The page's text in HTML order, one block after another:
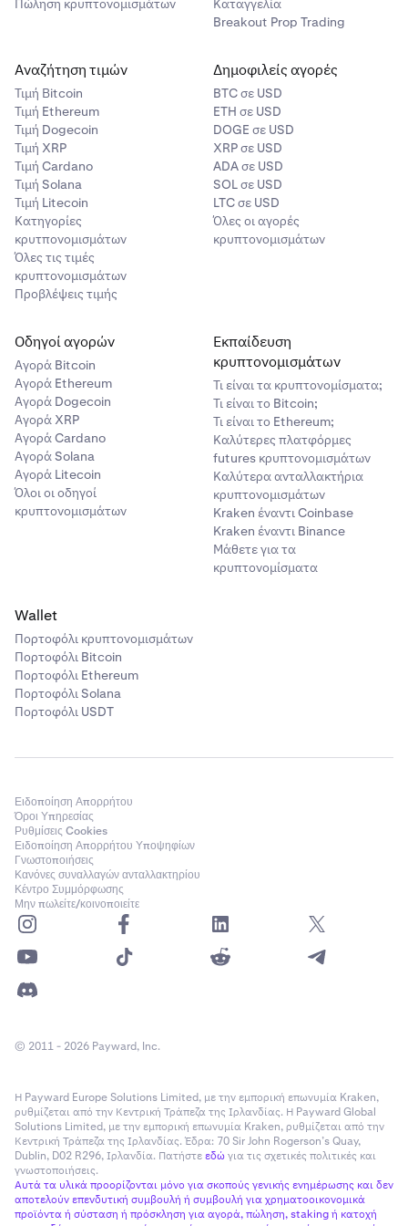
Πώληση κρυπτονομισμάτων
Καταγγελία
Breakout Prop Trading
Αναζήτηση τιμών
Τιμή Βitcoin
Τιμή Ethereum
Τιμή Dogecoin
Τιμή XRP
Τιμή Cardano
Τιμή Solana
Τιμή Litecoin
Κατηγορίες
κρυτπονομισμάτων
Όλες τις τιμές
κρυπτονομισμάτων
Προβλέψεις τιμής
Δημοφιλείς αγορές
BTC σε USD
ETH σε USD
DOGE σε USD
XRP σε USD
ADA σε USD
SOL σε USD
LTC σε USD
Όλες οι αγορές
κρυπτονομισμάτων
Οδηγοί αγορών
Αγορά Bitcoin
Αγορά Ethereum
Αγορά Dogecoin
Αγορά XRP
Αγορά Cardano
Αγορά Solana
Αγορά Litecoin
Όλοι οι οδηγοί
κρυπτονομισμάτων
Εκπαίδευση
κρυπτονομισμάτων
Τι είναι τα κρυπτονομίσματα;
Τι είναι το Bitcoin;
Τι είναι το Ethereum;
Καλύτερες πλατφόρμες
futures κρυπτονομισμάτων
Καλύτερα ανταλλακτήρια
κρυπτονομισμάτων
Kraken έναντι Coinbase
Kraken έναντι Binance
Μάθετε για τα
κρυπτονομίσματα
Wallet
Πορτοφόλι κρυπτονομισμάτων
Πορτοφόλι Bitcoin
Πορτοφόλι Ethereum
Πορτοφόλι Solana
Πορτοφόλι USDT
Ειδοποίηση Απορρήτου
Όροι Υπηρεσίας
Ρυθμίσεις Cookies
Ειδοποίηση Απορρήτου Υποψηφίων
Γνωστοποιήσεις
Κανόνες συναλλαγών ανταλλακτηρίου
Κέντρο Συμμόρφωσης
Μην πωλείτε/κοινοποιείτε
© 2011 - 2026 Payward, Inc.
Η Payward Europe Solutions Limited, με την εμπορική επωνυμία Kraken,
ρυθμίζεται από την Κεντρική Τράπεζα της Ιρλανδίας. Η Payward Global
Solutions Limited, με την εμπορική επωνυμία Kraken, ρυθμίζεται από την
Κεντρική Τράπεζα της Ιρλανδίας. Έδρα: 70 Sir John Rogerson’s Quay,
Dublin, D02 R296, Ιρλανδία. Πατήστεεδώγια τις σχετικές πολιτικές και
γνωστοποιήσεις.
Αυτά τα υλικά προορίζονται μόνο για σκοπούς γενικής ενημέρωσης και δεν
αποτελούν επενδυτική συμβουλή ή συμβουλή για χρηματοοικονομικά
προϊόντα ή σύσταση ή πρόσκληση για αγορά, πώληση, staking ή κατοχή